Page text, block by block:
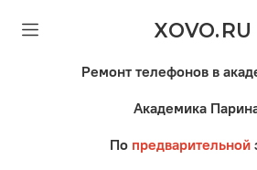
XOVO.RU
Ремонт телефонов в
Академика
По предварительной